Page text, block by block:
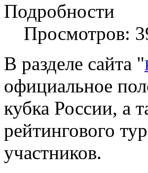
Подробности
Просмотров:
В разделе сайта "
официальное
кубка России, а
рейтингового
участников.